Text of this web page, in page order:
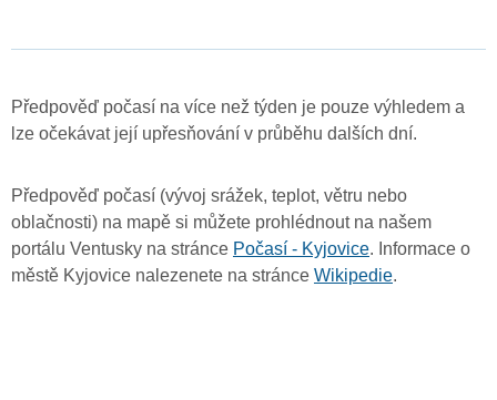
Předpověď počasí na více než týden je pouze výhledem a
lze očekávat její upřesňování v průběhu dalších dní.
Předpověď počasí (vývoj srážek, teplot, větru nebo
oblačnosti) na mapě si můžete prohlédnout na našem
portálu Ventusky na stránce Počasí - Kyjovice. Informace o
městě Kyjovice nalezenete na stránce Wikipedie.